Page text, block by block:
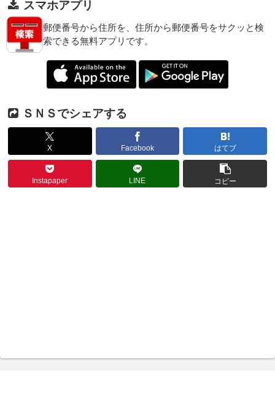
スマホアプリ
郵便番号から住所を、住所から郵便番号をサクッと検
索できる無料アプリです。
ＳＮＳでシェアする
X Facebook はてブ
Instapaper LINE コピー